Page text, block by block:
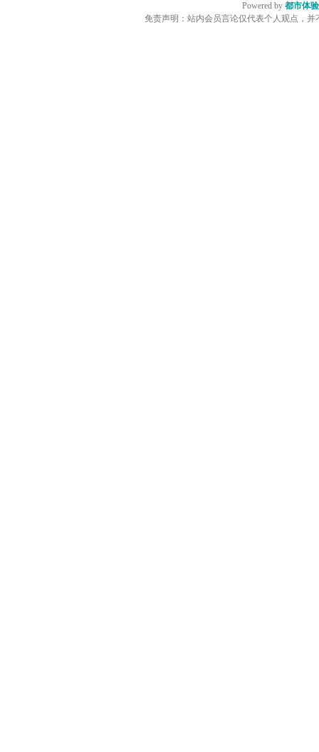
Powered by 都市体
免责声明：站内会员言论仅代表个人观点，